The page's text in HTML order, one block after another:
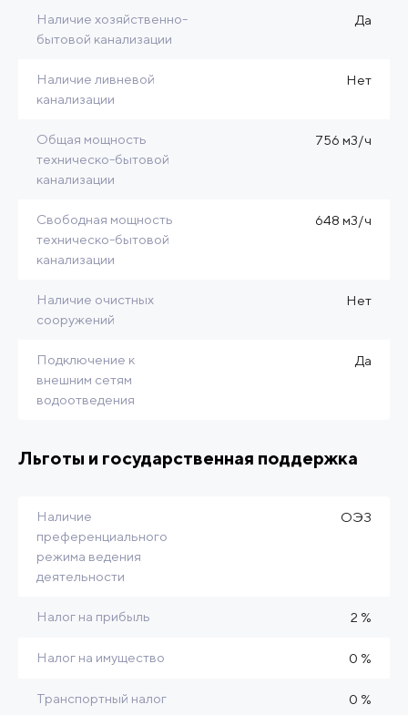
Наличие хозяйственно-
бытовой канализации
Да
Наличие ливневой
канализации
Нет
Общая мощность
техническо-бытовой
канализации
756 м3/ч
Свободная мощность
техническо-бытовой
канализации
648 м3/ч
Наличие очистных
сооружений
Нет
Подключение к
внешним сетям
водоотведения
Да
Льготы и государственная поддержка
Наличие
преференциального
режима ведения
деятельности
ОЭЗ
Налог на прибыль 2 %
Налог на имущество 0 %
Транспортный налог 0 %